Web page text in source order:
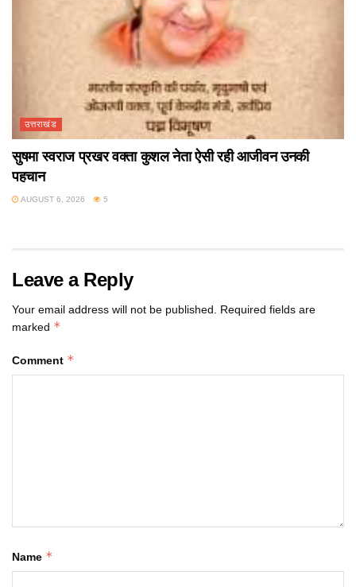
उत्तराखंड
सुषमा स्वराज प्रखर वक्ता कुशल नेता ऐसी रही आजीवन उनकी
पहचान
AUGUST 6, 2026 5
Leave a Reply
Your email address will not be published. Required fields are
marked *
Comment *
Name *